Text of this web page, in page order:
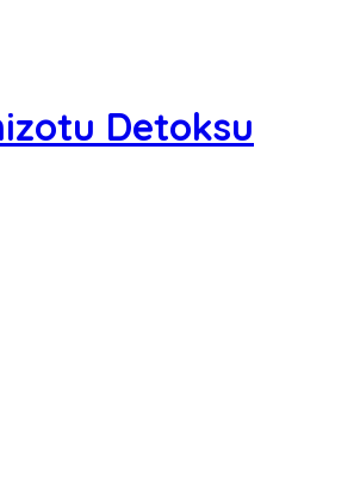
Detoksu